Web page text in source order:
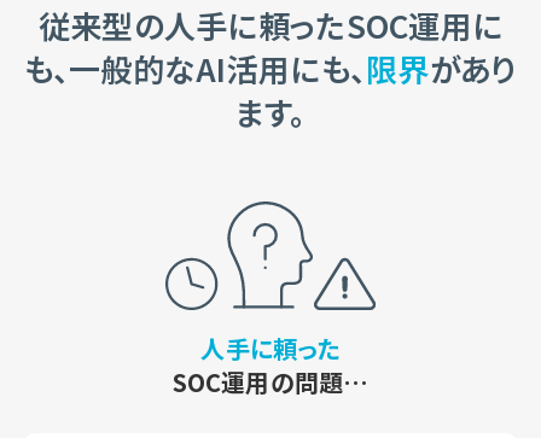
従来型の人手に頼ったSOC運用に
も、一般的なAI活用にも、限界があり
ます。
人手に頼った
SOC運用の問題…